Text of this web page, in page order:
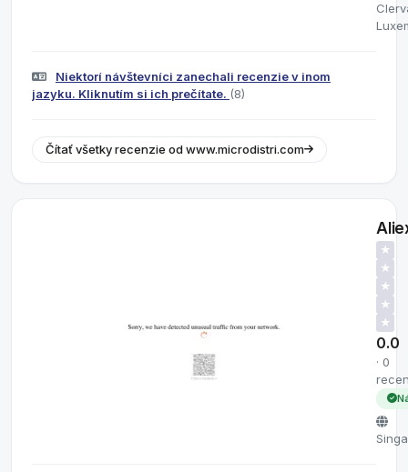
Niektorí návštevníci zanechali recenzie v inom
jazyku. Kliknutím si ich prečítate. (8)
Čítať všetky recenzie od www.microdistri.com
★
★
★
★
★
0.0
· 0